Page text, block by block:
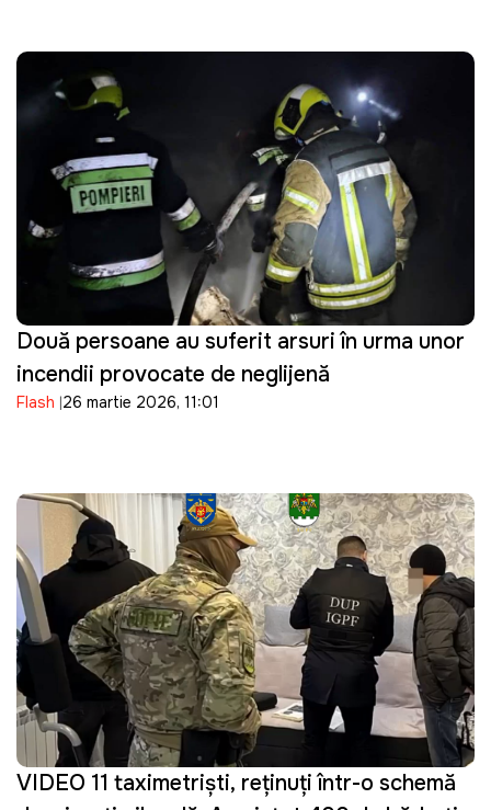
Două persoane au suferit arsuri în urma unor
incendii provocate de neglijență
Flash 26 martie 2026, 11:01
VIDEO 11 taximetriști, reținuți într-o schemă